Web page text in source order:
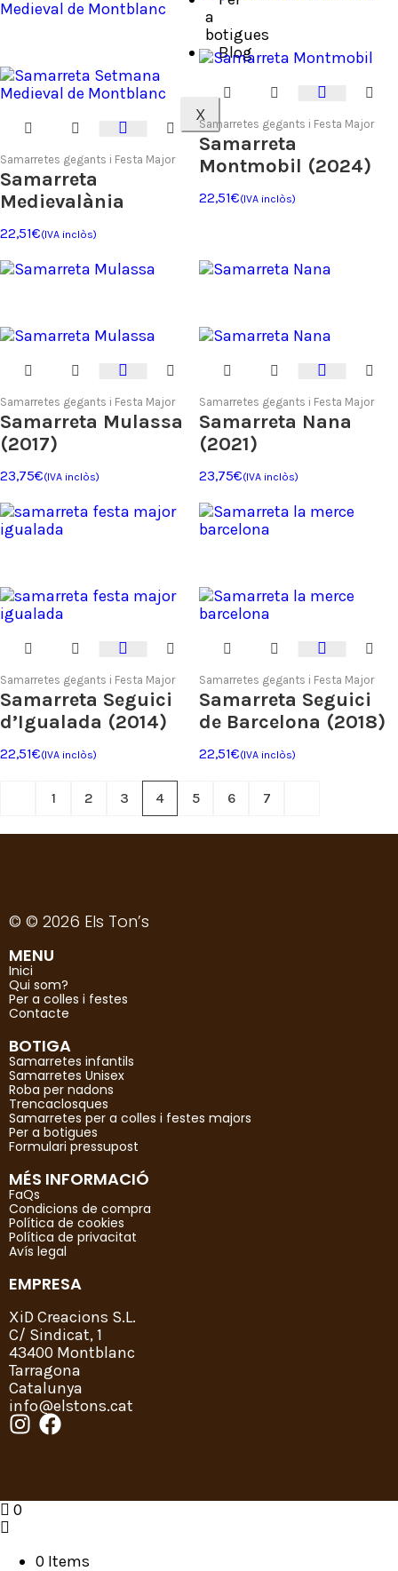
a
botigues
Blog
X
Samarretes gegants i Festa Major
Samarreta
Medievalània
22,51€(IVA inclòs)
Samarretes gegants i Festa Major
Samarreta
Montmobil (2024)
22,51€(IVA inclòs)
Samarretes gegants i Festa Major
Samarreta Mulassa
(2017)
23,75€(IVA inclòs)
Samarretes gegants i Festa Major
Samarreta Nana
(2021)
23,75€(IVA inclòs)
Samarretes gegants i Festa Major
Samarreta Seguici
d’Igualada (2014)
22,51€(IVA inclòs)
Samarretes gegants i Festa Major
Samarreta Seguici
de Barcelona (2018)
22,51€(IVA inclòs)
1 2 3 4 5 6 7
© © 2026 Els Ton’s
MENU
Inici
Qui som?
Per a colles i festes
Contacte
BOTIGA
Samarretes infantils
Samarretes Unisex
Roba per nadons
Trencaclosques
Samarretes per a colles i festes majors
Per a botigues
Formulari pressupost
MÉS INFORMACIÓ
FaQs
Condicions de compra
Política de cookies
Política de privacitat
Avís legal
EMPRESA
XiD Creacions S.L.
C/ Sindicat, 1
43400 Montblanc
Tarragona
Catalunya
info@elstons.cat
0
0 Items